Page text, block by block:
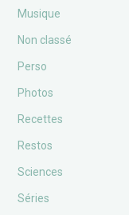
Musique
Non classé
Perso
Photos
Recettes
Restos
Sciences
Séries